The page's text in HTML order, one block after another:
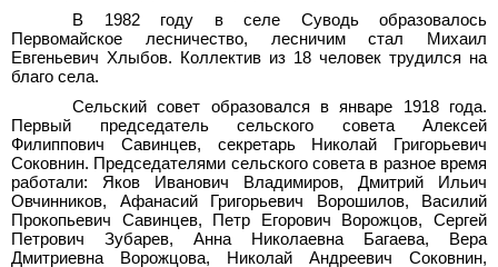
В 1982 году в селе Суводь образовалось
Первомайское лесничество, лесничим стал Михаил
Евгеньевич Хлыбов. Коллектив из 18 человек трудился на
благо села.
Сельский совет образовался в январе 1918 года.
Первый председатель сельского совета Алексей
Филиппович Савинцев, секретарь Николай Григорьевич
Соковнин. Председателями сельского совета в разное время
работали: Яков Иванович Владимиров, Дмитрий Ильич
Овчинников, Афанасий Григорьевич Ворошилов, Василий
Прокопьевич Савинцев, Петр Егорович Ворожцов, Сергей
Петрович Зубарев, Анна Николаевна Багаева, Вера
Дмитриевна Ворожцова, Николай Андреевич Соковнин,